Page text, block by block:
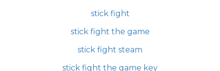
stick fight
stick fight the game
stick fight steam
stick fight the game key